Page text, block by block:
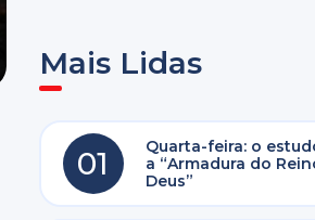
Mais Lidas
01
Quarta-feira: o
a “Armadura do
Deus”